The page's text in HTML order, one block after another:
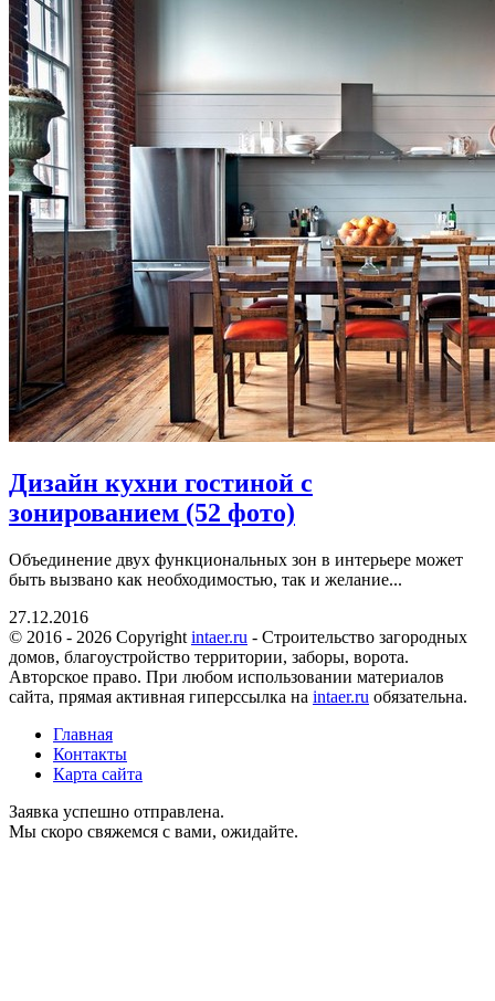
Дизайн кухни гостиной с
зонированием (52 фото)
Объединение двух функциональных зон в интерьере может
быть вызвано как необходимостью, так и желание...
27.12.2016
© 2016 - 2026 Copyright intaer.ru - Cтроительство загородных
домов, благоустройство территории, заборы, ворота.
Авторское право. При любом использовании материалов
сайта, прямая активная гиперссылка на intaer.ru обязательна.
Главная
Контакты
Карта сайта
Заявка успешно отправлена.
Мы скоро свяжемся с вами, ожидайте.